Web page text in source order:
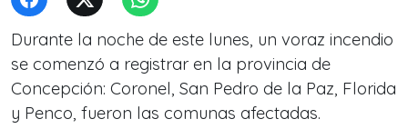
Durante la noche de este lunes, un voraz incendio
se comenzó a registrar en la provincia de
Concepción: Coronel, San Pedro de la Paz, Florida
y Penco, fueron las comunas afectadas.